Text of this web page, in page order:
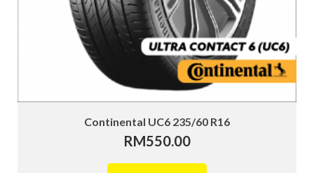
Continental UC6 235/60 R16
RM550.00